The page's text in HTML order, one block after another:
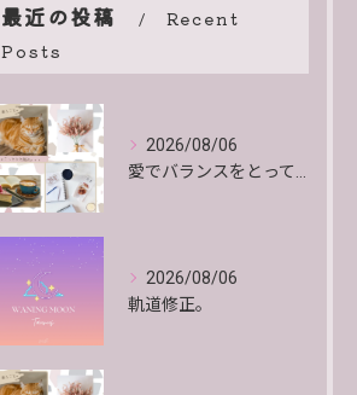
最近の投稿
Recent
Posts
2026/08/06
2026/08/06
軌道修正。